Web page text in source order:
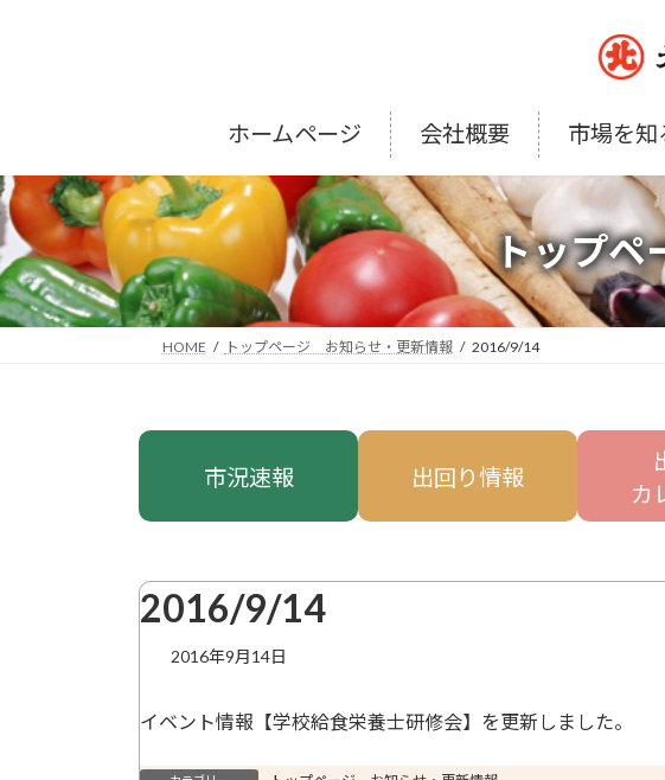
ス
キ
ッ
プ
ン
に
移
動
ホームページ 会社概要 市場を知
トップペ
HOME トップページ お知らせ・更新情報 2016/9/14
市況速報 出回り情報
カ
2016/9/14
2016年9月14日
イベント情報【学校給食栄養士研修会】を更新しました。